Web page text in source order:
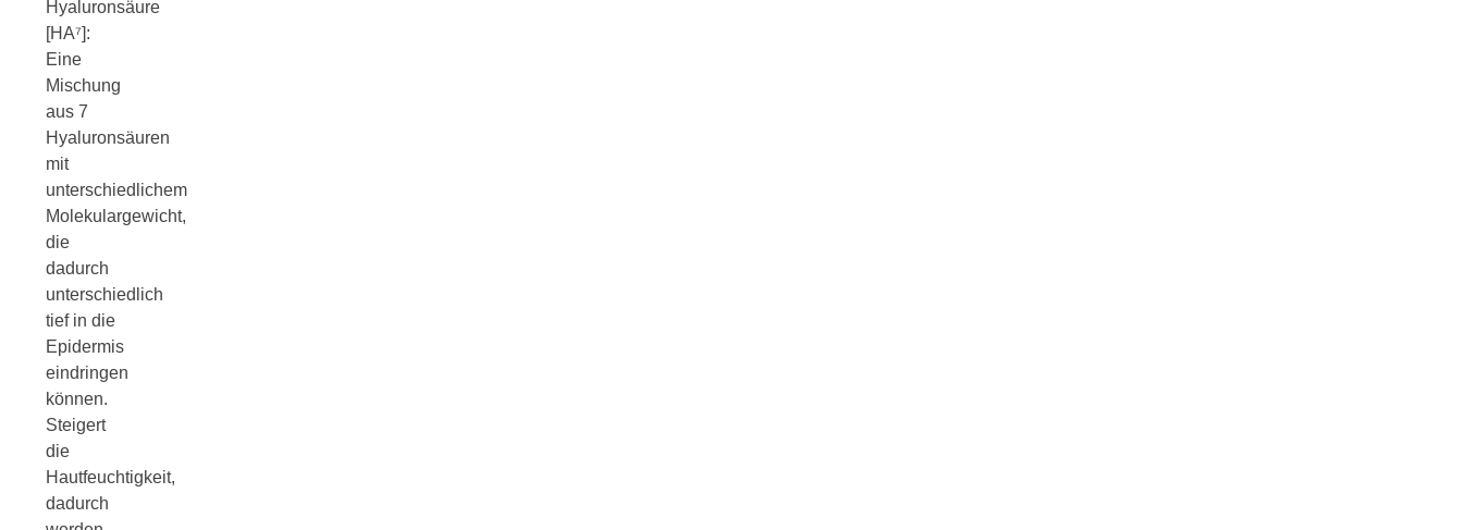
Hyaluronsäure
[HA⁷]:
Eine
Mischung
aus 7
Hyaluronsäuren
mit
unterschiedlichem
Molekulargewicht,
die
dadurch
unterschiedlich
tief in die
Epidermis
eindringen
können.
Steigert
die
Hautfeuchtigkeit,
dadurch